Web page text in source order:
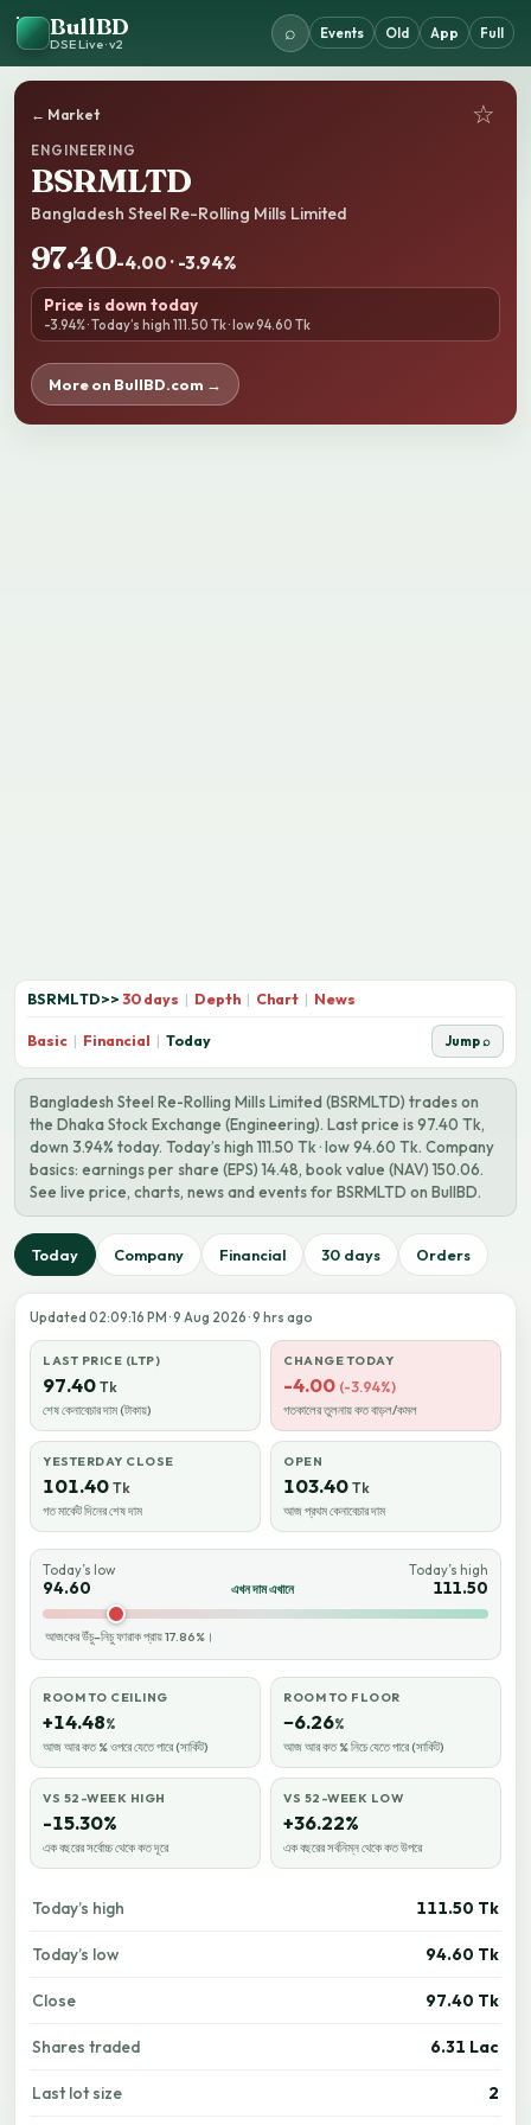
BullBD
DSE Live · v2
⌕ Events Old App Full
← Market ☆
ENGINEERING
BSRMLTD
Bangladesh Steel Re-Rolling Mills Limited
97.40-4.00 · -3.94%
Price is down today
-3.94% · Today’s high 111.50 Tk · low 94.60 Tk
More on BullBD.com →
BSRMLTD>> 30 days | Depth | Chart | News
Basic | Financial | Today Jump ⌕
Bangladesh Steel Re-Rolling Mills Limited (BSRMLTD) trades on
the Dhaka Stock Exchange (Engineering). Last price is 97.40 Tk,
down 3.94% today. Today’s high 111.50 Tk · low 94.60 Tk. Company
basics: earnings per share (EPS) 14.48, book value (NAV) 150.06.
See live price, charts, news and events for BSRMLTD on BullBD.
Today Company Financial 30 days Orders
Updated 02:09:16 PM · 9 Aug 2026 · 9 hrs ago
LAST PRICE (LTP)
97.40 Tk
শেষ কেনাবেচার দাম (টাকায়)
CHANGE TODAY
-4.00 (-3.94%)
গতকালের তুলনায় কত বাড়ল/কমল
YESTERDAY CLOSE
101.40 Tk
গত মার্কেট দিনের শেষ দাম
OPEN
103.40 Tk
আজ প্রথম কেনাবেচার দাম
Today’s low
94.60 এখন দাম এখানে
Today’s high
111.50
আজকের উঁচু–নিচু ফারাক প্রায় 17.86%।
ROOM TO CEILING
+14.48%
আজ আর কত % ওপরে যেতে পারে (সার্কিট)
ROOM TO FLOOR
−6.26%
আজ আর কত % নিচে যেতে পারে (সার্কিট)
VS 52-WEEK HIGH
-15.30%
এক বছরের সর্বোচ্চ থেকে কত দূরে
VS 52-WEEK LOW
+36.22%
এক বছরের সর্বনিম্ন থেকে কত উপরে
Today’s high 111.50 Tk
Today’s low 94.60 Tk
Close 97.40 Tk
Shares traded 6.31 Lac
Last lot size 2